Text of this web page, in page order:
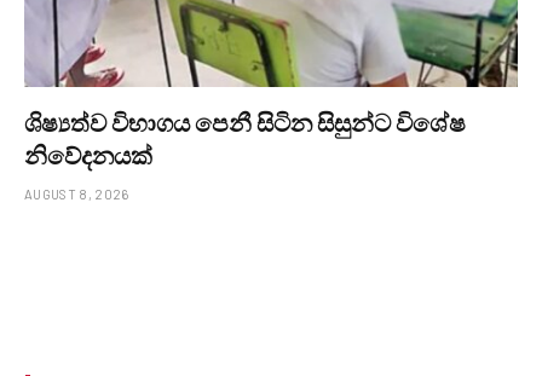
ශිෂ්‍යත්ව විභාගය පෙනී සිටින සිසුන්ට විශේෂ
නිවේදනයක්
AUGUST 8, 2026